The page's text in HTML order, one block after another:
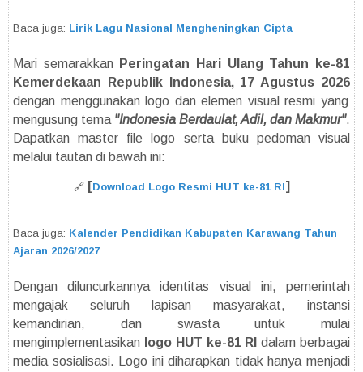
Baca juga: Lirik Lagu Nasional Mengheningkan Cipta
Mari semarakkan Peringatan Hari Ulang Tahun ke-81
Kemerdekaan Republik Indonesia, 17 Agustus 2026
dengan menggunakan logo dan elemen visual resmi yang
mengusung tema "Indonesia Berdaulat, Adil, dan Makmur".
Dapatkan master file logo serta buku pedoman visual
melalui tautan di bawah ini:
🔗 [Download Logo Resmi HUT ke-81 RI]
Baca juga: Kalender Pendidikan Kabupaten Karawang Tahun
Ajaran 2026/2027
Dengan diluncurkannya identitas visual ini, pemerintah
mengajak seluruh lapisan masyarakat, instansi
kemandirian, dan swasta untuk mulai
mengimplementasikan logo HUT ke-81 RI dalam berbagai
media sosialisasi. Logo ini diharapkan tidak hanya menjadi